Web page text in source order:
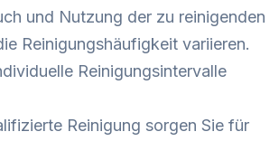
und Nutzung der zu reinigenden
Reinigungshäufigkeit variieren.
Reinigungsintervalle
Reinigung sorgen Sie für